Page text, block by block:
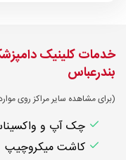
خدمات کلینیک
بندرعباس
(برای مشاهده سایر مراکز روی
چک آپ و
کاشت میکروچیپ